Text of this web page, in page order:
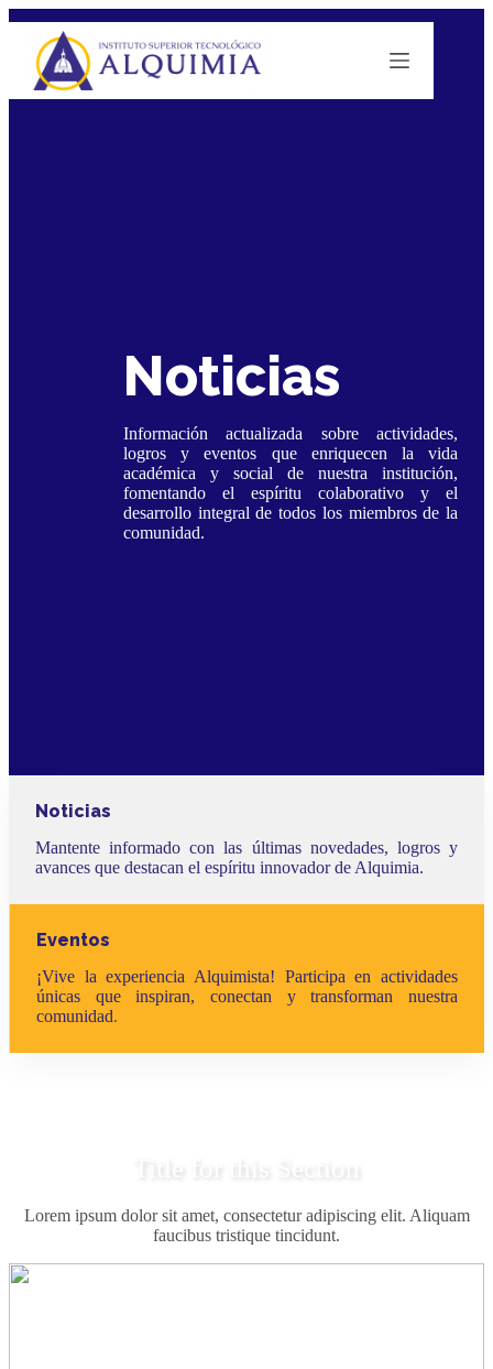
Saltar
al
contenido
Noticias
Información actualizada sobre actividades,
logros y eventos que enriquecen la vida
académica y social de nuestra institución,
fomentando el espíritu colaborativo y el
desarrollo integral de todos los miembros de la
comunidad.
Noticias
Mantente informado con las últimas novedades, logros y
avances que destacan el espíritu innovador de Alquimia.
Eventos
¡Vive la experiencia Alquimista! Participa en actividades
únicas que inspiran, conectan y transforman nuestra
comunidad.
Lorem ipsum dolor sit amet, consectetur adipiscing elit. Aliquam
faucibus tristique tincidunt.